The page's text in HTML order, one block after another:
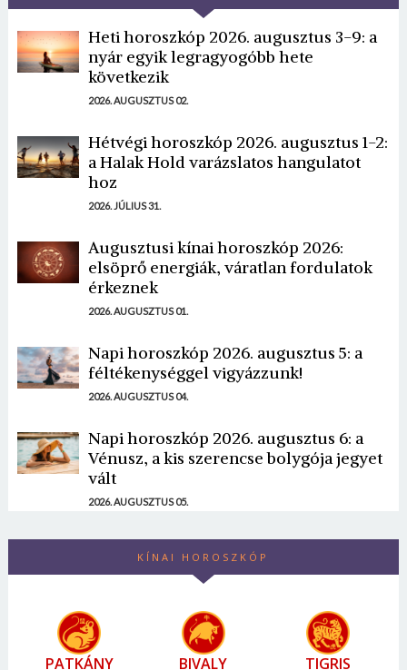
Heti horoszkóp 2026. augusztus 3-9: a
nyár egyik legragyogóbb hete
következik
2026. AUGUSZTUS 02.
Hétvégi horoszkóp 2026. augusztus 1-2:
a Halak Hold varázslatos hangulatot
hoz
2026. JÚLIUS 31.
Augusztusi kínai horoszkóp 2026:
elsöprő energiák, váratlan fordulatok
érkeznek
2026. AUGUSZTUS 01.
Napi horoszkóp 2026. augusztus 5: a
féltékenységgel vigyázzunk!
2026. AUGUSZTUS 04.
Napi horoszkóp 2026. augusztus 6: a
Vénusz, a kis szerencse bolygója jegyet
vált
2026. AUGUSZTUS 05.
KÍNAI HOROSZKÓP
PATKÁNY BIVALY TIGRIS